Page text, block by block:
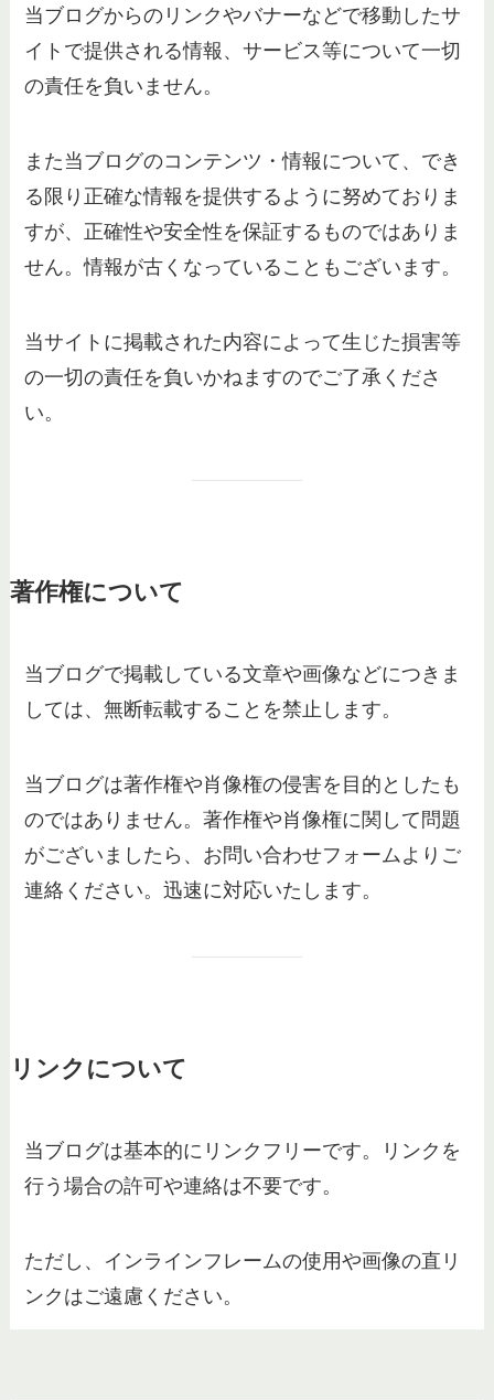
当ブログからのリンクやバナーなどで移動したサ
イトで提供される情報、サービス等について一切
の責任を負いません。
また当ブログのコンテンツ・情報について、でき
る限り正確な情報を提供するように努めておりま
すが、正確性や安全性を保証するものではありま
せん。情報が古くなっていることもございます。
当サイトに掲載された内容によって生じた損害等
の一切の責任を負いかねますのでご了承くださ
い。
著作権について
当ブログで掲載している文章や画像などにつきま
しては、無断転載することを禁止します。
当ブログは著作権や肖像権の侵害を目的としたも
のではありません。著作権や肖像権に関して問題
がございましたら、お問い合わせフォームよりご
連絡ください。迅速に対応いたします。
リンクについて
当ブログは基本的にリンクフリーです。リンクを
行う場合の許可や連絡は不要です。
ただし、インラインフレームの使用や画像の直リ
ンクはご遠慮ください。